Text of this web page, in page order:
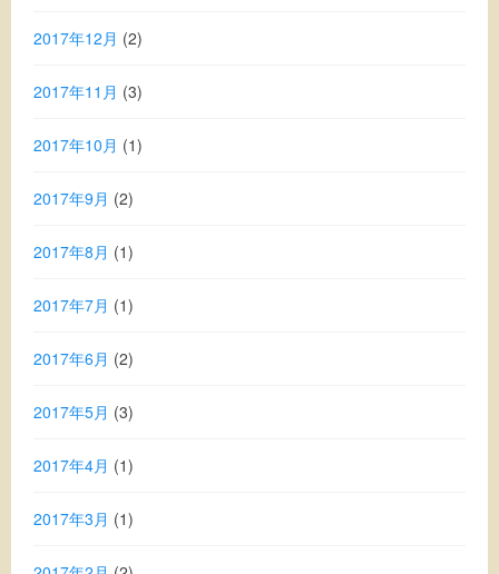
2017年12月 (2)
2017年11月 (3)
2017年10月 (1)
2017年9月 (2)
2017年8月 (1)
2017年7月 (1)
2017年6月 (2)
2017年5月 (3)
2017年4月 (1)
2017年3月 (1)